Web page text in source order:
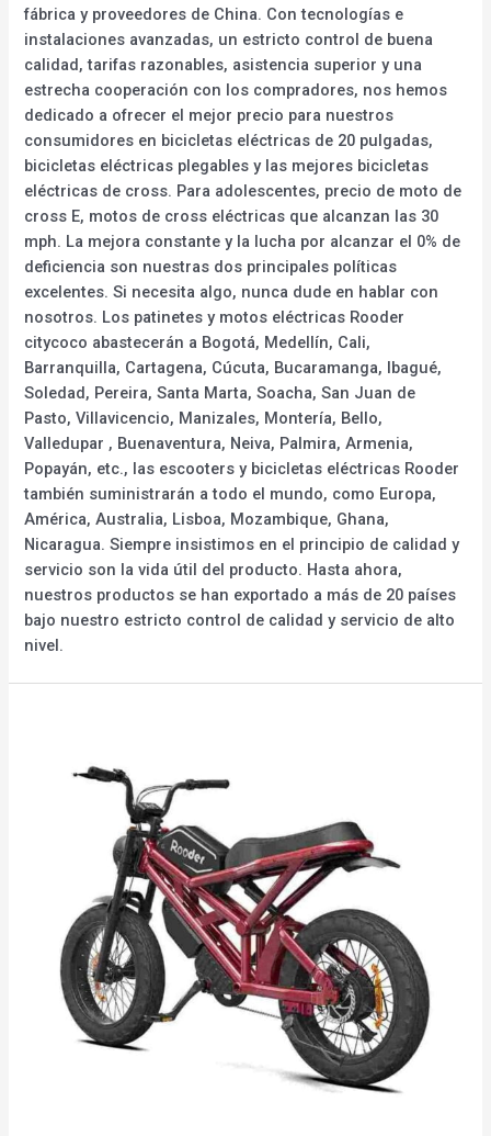
fábrica y proveedores de China. Con tecnologías e
instalaciones avanzadas, un estricto control de buena
calidad, tarifas razonables, asistencia superior y una
estrecha cooperación con los compradores, nos hemos
dedicado a ofrecer el mejor precio para nuestros
consumidores en bicicletas eléctricas de 20 pulgadas,
bicicletas eléctricas plegables y las mejores bicicletas
eléctricas de cross. Para adolescentes, precio de moto de
cross E, motos de cross eléctricas que alcanzan las 30
mph. La mejora constante y la lucha por alcanzar el 0% de
deficiencia son nuestras dos principales políticas
excelentes. Si necesita algo, nunca dude en hablar con
nosotros. Los patinetes y motos eléctricas Rooder
citycoco abastecerán a Bogotá, Medellín, Cali,
Barranquilla, Cartagena, Cúcuta, Bucaramanga, Ibagué,
Soledad, Pereira, Santa Marta, Soacha, San Juan de
Pasto, Villavicencio, Manizales, Montería, Bello,
Valledupar , Buenaventura, Neiva, Palmira, Armenia,
Popayán, etc., las escooters y bicicletas eléctricas Rooder
también suministrarán a todo el mundo, como Europa,
América, Australia, Lisboa, Mozambique, Ghana,
Nicaragua. Siempre insistimos en el principio de calidad y
servicio son la vida útil del producto. Hasta ahora,
nuestros productos se han exportado a más de 20 países
bajo nuestro estricto control de calidad y servicio de alto
nivel.